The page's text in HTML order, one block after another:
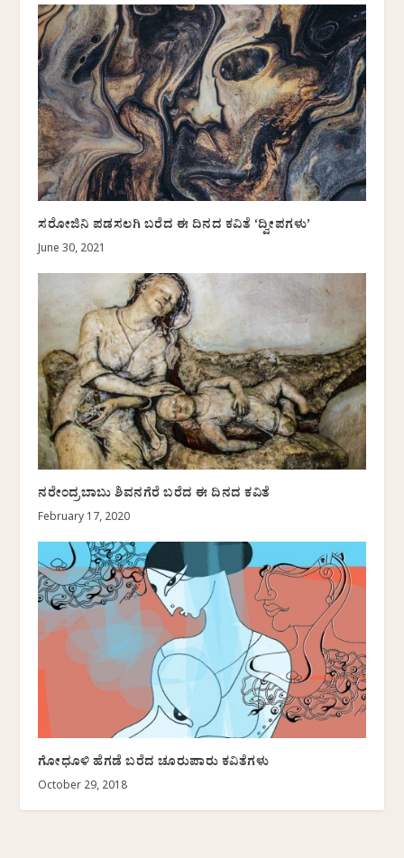
ಸರೋಜಿನಿ ಪಡಸಲಗಿ ಬರೆದ ಈ ದಿನದ ಕವಿತೆ ‘ದ್ವೀಪಗಳು’
June 30, 2021
ನರೇಂದ್ರಬಾಬು ಶಿವನಗೆರೆ ಬರೆದ ಈ ದಿನದ ಕವಿತೆ
February 17, 2020
ಗೋಧೂಳಿ ಹೆಗಡೆ ಬರೆದ ಚೂರುಪಾರು ಕವಿತೆಗಳು
October 29, 2018